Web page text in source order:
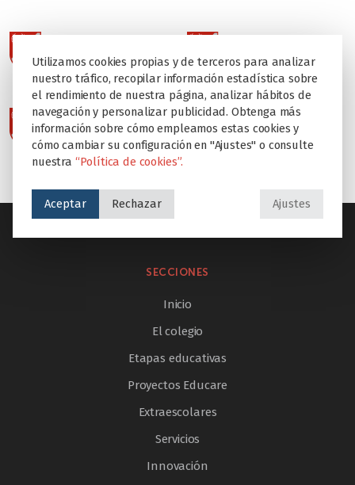
SECCIONES
Inicio
El colegio
Etapas educativas
Proyectos Educare
Extraescolares
Servicios
Innovación
Utilizamos cookies propias y de terceros para analizar
nuestro tráfico, recopilar información estadística sobre
el rendimiento de nuestra página, analizar hábitos de
navegación y personalizar publicidad. Obtenga más
información sobre cómo empleamos estas cookies y
cómo cambiar su configuración en "Ajustes" o consulte
nuestra “Política de cookies”.
Aceptar Rechazar Ajustes